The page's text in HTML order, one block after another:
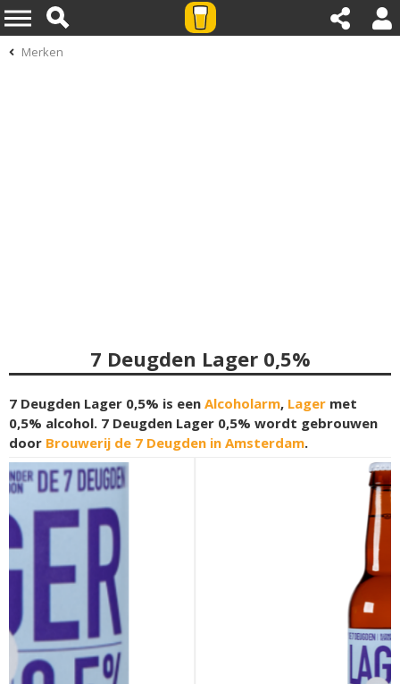
Merken
7 Deugden Lager 0,5%
7 Deugden Lager 0,5% is een Alcoholarm, Lager met
0,5% alcohol. 7 Deugden Lager 0,5% wordt gebrouwen
door Brouwerij de 7 Deugden in Amsterdam.